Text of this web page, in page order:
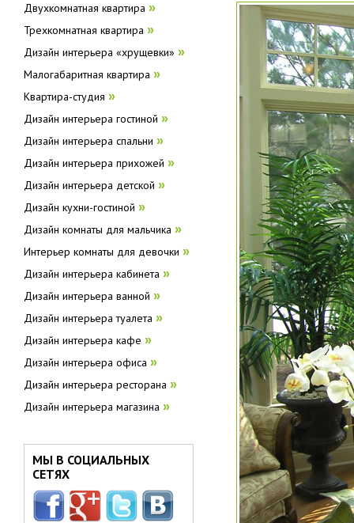
Двухкомнатная квартира »
Трехкомнатная квартира »
Дизайн интерьера «хрущевки» »
Малогабаритная квартира »
Квартира-студия »
Дизайн интерьера гостиной »
Дизайн интерьера спальни »
Дизайн интерьера прихожей »
Дизайн интерьера детской »
Дизайн кухни-гостиной »
Дизайн комнаты для мальчика »
Интерьер комнаты для девочки »
Дизайн интерьера кабинета »
Дизайн интерьера ванной »
Дизайн интерьера туалета »
Дизайн интерьера кафе »
Дизайн интерьера офиса »
Дизайн интерьера ресторана »
Дизайн интерьера магазина »
МЫ В СОЦИАЛЬНЫХ
СЕТЯХ